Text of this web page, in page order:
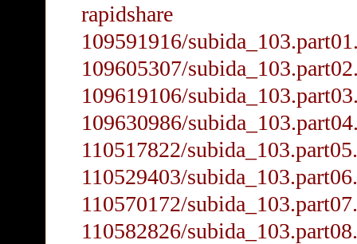
rapidshare
109591916/
109605307/
109619106/
109630986/
110517822/
110529403/
110570172/
110582826/